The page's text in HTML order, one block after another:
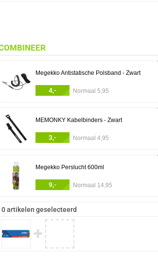
Megekko Antistatische Polsband - Zwart
4,- Normaal 5,95
MEMONKY Kabelbinders - Zwart
3,- Normaal 4,95
Megekko Perslucht 600ml
9,- Normaal 14,95
0 artikelen geselecteerd
✚